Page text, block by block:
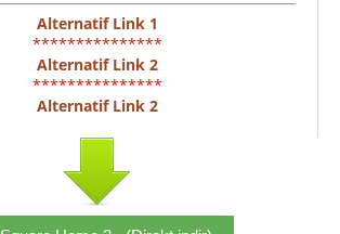
Alternatif Link 1
***************
Alternatif Link 2
***************
Alternatif Link 2